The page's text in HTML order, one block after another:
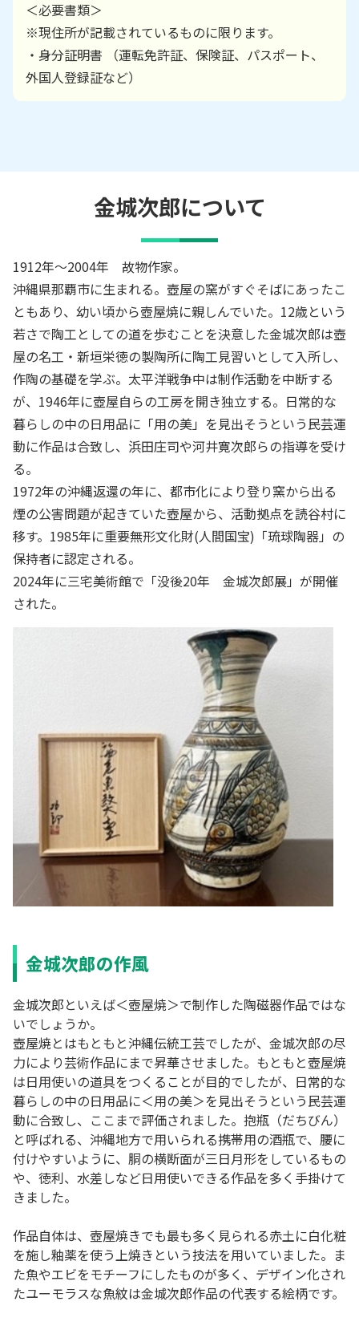
＜必要書類＞
※現住所が記載されているものに限ります。
・身分証明書 （運転免許証、保険証、パスポート、
外国人登録証など）
金城次郎について
1912年～2004年 故物作家。
沖縄県那覇市に生まれる。壺屋の窯がすぐそばにあったこ
ともあり、幼い頃から壺屋焼に親しんでいた。12歳という
若さで陶工としての道を歩むことを決意した金城次郎は壺
屋の名工・新垣栄徳の製陶所に陶工見習いとして入所し、
作陶の基礎を学ぶ。太平洋戦争中は制作活動を中断する
が、1946年に壺屋自らの工房を開き独立する。日常的な
暮らしの中の日用品に「用の美」を見出そうという民芸運
動に作品は合致し、浜田庄司や河井寛次郎らの指導を受け
る。
1972年の沖縄返還の年に、都市化により登り窯から出る
煙の公害問題が起きていた壺屋から、活動拠点を読谷村に
移す。1985年に重要無形文化財(人間国宝)「琉球陶器」の
保持者に認定される。
2024年に三宅美術館で「没後20年 金城次郎展」が開催
された。
金城次郎の作風
金城次郎といえば＜壺屋焼＞で制作した陶磁器作品ではな
いでしょうか。
壺屋焼とはもともと沖縄伝統工芸でしたが、金城次郎の尽
力により芸術作品にまで昇華させました。もともと壺屋焼
は日用使いの道具をつくることが目的でしたが、日常的な
暮らしの中の日用品に＜用の美＞を見出そうという民芸運
動に合致し、ここまで評価されました。抱瓶（だちびん）
と呼ばれる、沖縄地方で用いられる携帯用の酒瓶で、腰に
付けやすいように、胴の横断面が三日月形をしているもの
や、徳利、水差しなど日用使いできる作品を多く手掛けて
きました。
作品自体は、壺屋焼きでも最も多く見られる赤土に白化粧
を施し釉薬を使う上焼きという技法を用いていました。ま
た魚やエビをモチーフにしたものが多く、デザイン化され
たユーモラスな魚紋は金城次郎作品の代表する絵柄です。